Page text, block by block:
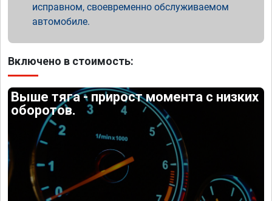
исправном, своевременно обслуживаемом
автомобиле.
Включено в стоимость:
Выше тяга - прирост момента с низких
оборотов.